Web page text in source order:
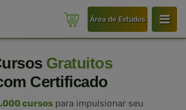
Área de Estudos
Gratuitos
Certificado
cursos para impulsionar seu